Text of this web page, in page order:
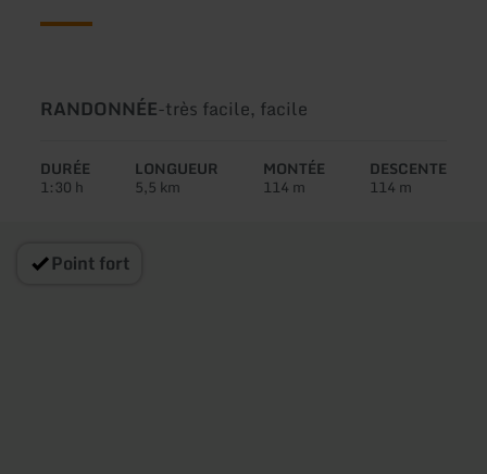
Type
circuit:
RANDONNÉE-Difficulté:
très facile, facile
DURÉE
1:30 h
LONGUEUR
5,5 km
MONTÉE
114 m
DESCENTE
114 m
Point fort